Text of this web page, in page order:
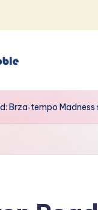
Brza‑tempo